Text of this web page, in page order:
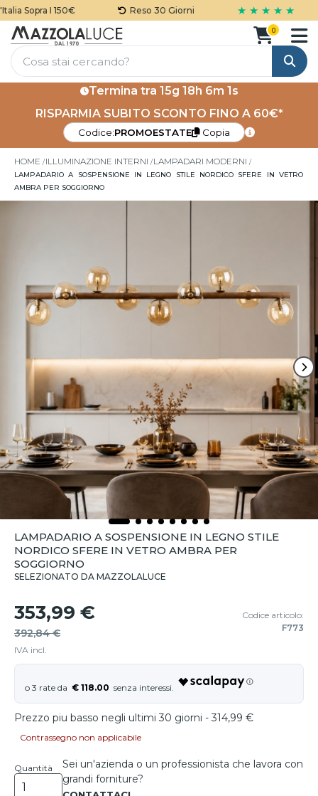
Sopra I 150€ Reso 30 Giorni ★ ★ ★ ★ ★
Cerca
0
Termina tra 15g 18h 6m 0s
RISPARMIA SUBITO SCONTO FINO A 60€*
Codice:PROMOESTATE Copia
HOME ILLUMINAZIONE INTERNI LAMPADARI MODERNI
LAMPADARIO A SOSPENSIONE IN LEGNO STILE NORDICO SFERE IN VETRO
AMBRA PER SOGGIORNO
LAMPADARIO A SOSPENSIONE IN LEGNO STILE
NORDICO SFERE IN VETRO AMBRA PER
SOGGIORNO
SELEZIONATO DA MAZZOLALUCE
353,99 €
392,84 €
IVA incl.
Codice articolo:
F773
€ 118.00
Prezzo piu basso negli ultimi 30 giorni - 314,99 €
Contrassegno non applicabile
Quantità
Sei un'azienda o un professionista che lavora con
grandi forniture?